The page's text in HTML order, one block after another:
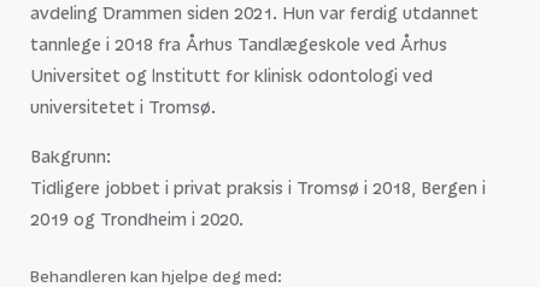
avdeling Drammen siden 2021. Hun var ferdig utdannet
tannlege i 2018 fra Århus Tandlægeskole ved Århus
Universitet og Institutt for klinisk odontologi ved
universitetet i Tromsø.
Bakgrunn:
Tidligere jobbet i privat praksis i Tromsø i 2018, Bergen i
2019 og Trondheim i 2020.
Behandleren kan hjelpe deg med: